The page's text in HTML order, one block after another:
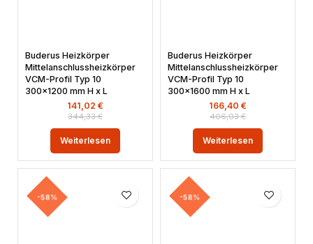
Buderus Heizkörper
Mittelanschlussheizkörper
VCM-Profil Typ 10
300×1200 mm H x L
344,33€
141,02 €
Weiterlesen
Buderus Heizkörper
Mittelanschlussheizkörper
VCM-Profil Typ 10
300×1600 mm H x L
406,03€
166,40 €
Weiterlesen
-58% -58%